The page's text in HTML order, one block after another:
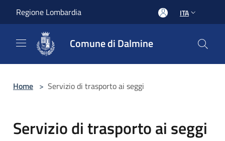
Regione Lombardia ITA
Comune di Dalmine
Home > Servizio di trasporto ai seggi
Servizio di trasporto ai seggi